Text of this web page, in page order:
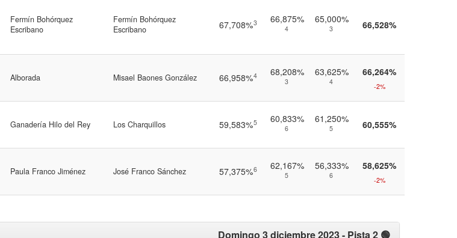
Fermín Bohórquez
Escribano
Fermín Bohórquez
Escribano
67,708%3 66,875%
4
65,000%
3 66,528%
Alborada Misael Baones González 66,958%4 68,208%
3
63,625%
4
66,264%
-2%
Ganadería Hilo del Rey Los Charquillos 59,583%5 60,833%
6
61,250%
5 60,555%
Paula Franco Jiménez José Franco Sánchez 57,375%6 62,167%
5
56,333%
6
58,625%
-2%
Domingo 3 diciembre 2023- Pista 2 🟢